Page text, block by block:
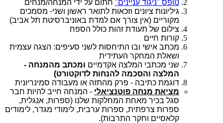
טופס "ניגוד עניינים" חתום על ידי המנחה/מנחים
גיליונות ציונים וזכאות לתואר ראשון ושני- מסמכים
מקוריים (אין צורך אם למדת באוניברסיטת תל אביב)
צילום של תעודת זהות כולל הספח
קורות חיים
מכתב אישי ובו התיחסות לשני סעיפים: הצגה עצמית
ושאלת המחקר העתידית
שני מכתבי המלצה אקדמיים ומכתב מהמנחה -
המלצה והסכמה להנחות לדוקטורט)
דוגמת כתיבה - פרק מהתזה או מעבודה סמינריונית
מציאת מנחה פוטנציאלי - המנחה חייב להיות חבר
סגל בכיר מאחת המחלקות שלנו (ספרות, אנגלית,
ספרות צרפתית, ספרות ערבית, לימודי מגדר, לימודים
קלאסיים וחקר התרבות).